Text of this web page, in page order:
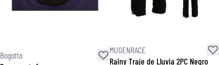
Bogotto
MUGENRACE
Rainy Traje de Lluvia 2PC Negro